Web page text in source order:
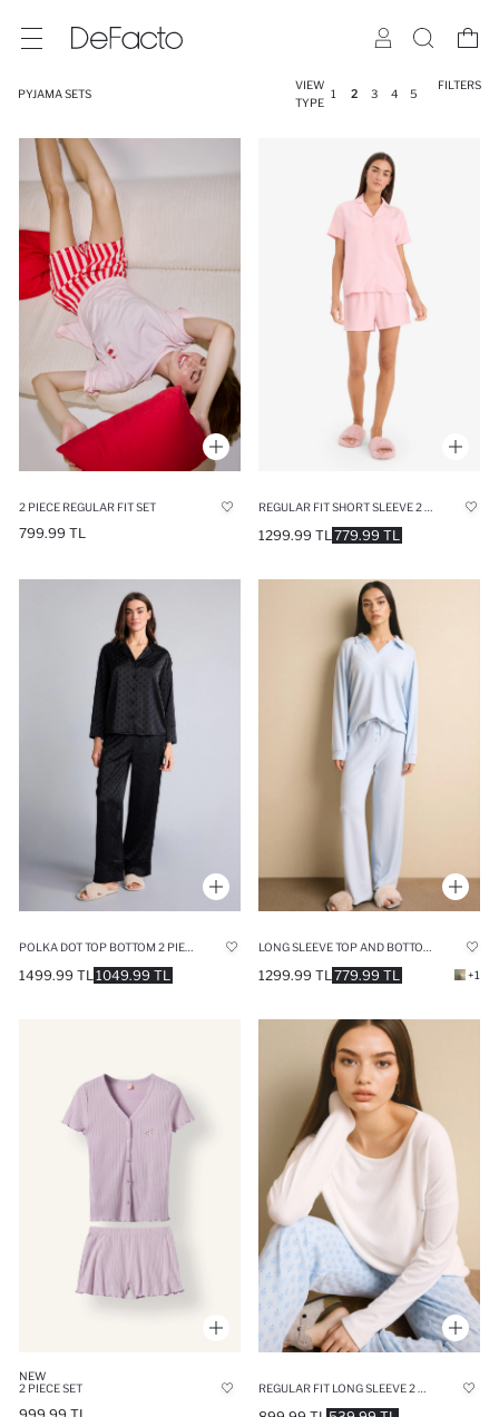
PYJAMA SETS
VIEW
TYPE
1 2 3 4 5
FILTERS
2 PIECE REGULAR FIT SET
799.99 TL 779.99 TL
1299.99 TL
1049.99 TL
1499.99 TL 779.99 TL
1299.99 TL +1
NEW
2 PIECE SET